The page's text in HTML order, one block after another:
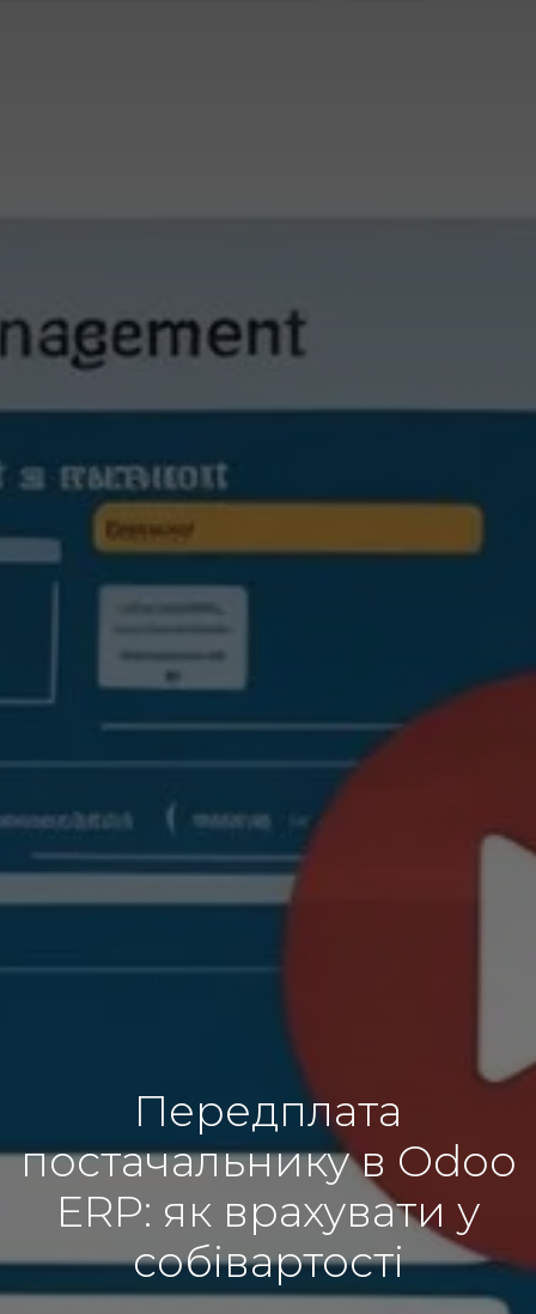
Передплата
постачальнику в Odoo
ERP: як врахувати у
собівартості